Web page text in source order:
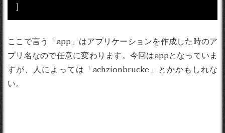
]
ここで言う「app」はアプリケーションを作成した時のア
プリ名なので任意に変わります。今回はappとなっていま
すが、人によっては「achzionbrucke」とかかもしれな
い。